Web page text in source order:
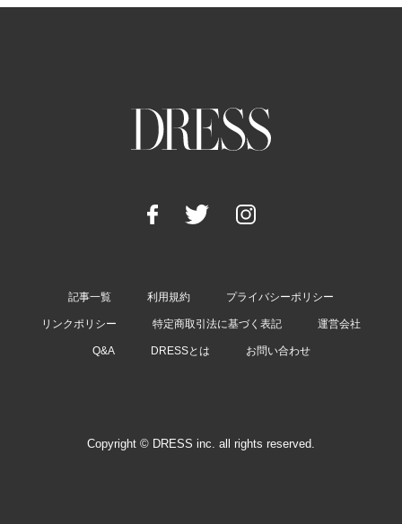
記事一覧 利用規約 プライバシーポリシー
リンクポリシー 特定商取引法に基づく表記 運営会社
Q&A DRESSとは お問い合わせ
Copyright © DRESS inc. all rights reserved.